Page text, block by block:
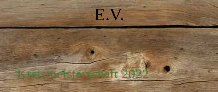
E.V.
Kreismeisterschaft 2022